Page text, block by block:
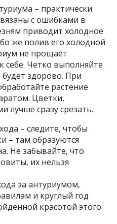
– практически
с ошибками в
приводит холодное
же полив его холодной
не прощает
себе. Четко выполняйте
будет здорово. При
растение
Цветки,
лучше сразу срезать.
– следите, чтобы
– там образуются
Не забывайте, что
их нельзя
за антуриумом,
и круглый год
красотой этого